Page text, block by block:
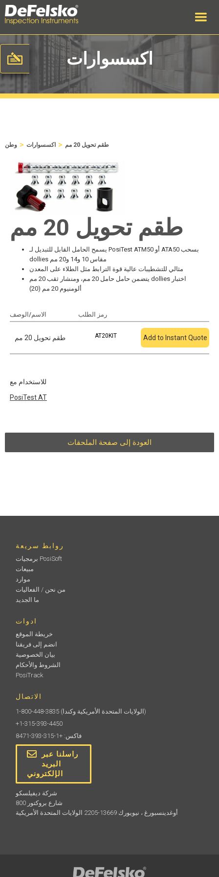
اكسسوارات
وطن > اكسسوارات > طقم تحويل 20 مم
طقم تحويل 20 مم
يسمح الحامل القابل للتبديل لـ PosiTest ATM50 أو ATA50 بسحب
dollies مقاس 10 و14 و20 مم
مثالي للتشطيبات عالية قوة الترابط مثل الطلاء على المعدن
يتضمن حامل حامل 20 مم، ومنشار ثقب 20 مم dollies اختبار
ألومنيوم 20 مم (20)
الاسم/الوصف رمز الطلب
طقم تحويل 20 مم AT20KIT Add to Instant Quote
للاستخدام مع
PosiTestAT
العودة إلى صفحة الملحقات
روابط سريعة
برمجيات PosiSoft
مبيعات
موارد
من نحن / الفعاليات
ما الجديد
ادوات
خريطة الموقع
انضم إلى فريقنا
بيان الخصوصية
الشروط والأحكام
PosiTrack
الاتصال
1-800-448-3835
(الولايات المتحدة الأمريكية وكندا)
+1-315-393-4450
فاكس: +1-315-393-8471
راسلنا عبر
البريد
الإلكتروني
شركة ديفيلسكو
800 شارع بروكتور
أوغدينسبورغ ، نيويورك 13669-2205 الولايات المتحدة الأمريكية